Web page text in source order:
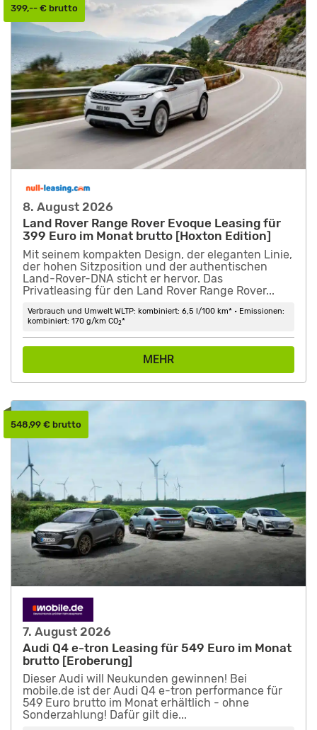
8. August 2026
Land Rover Range Rover Evoque Leasing für
399 Euro im Monat brutto [Hoxton Edition]
Mit seinem kompakten Design, der eleganten Linie,
der hohen Sitzposition und der authentischen
Land-Rover-DNA sticht er hervor. Das
Privatleasing für den Land Rover Range Rover...
Verbrauch und Umwelt WLTP: kombiniert: 6,5 l/100 km* • Emissionen:
kombiniert: 170 g/km CO2*
MEHR
399,-- € brutto
7. August 2026
Audi Q4 e-tron Leasing für 549 Euro im Monat
brutto [Eroberung]
Dieser Audi will Neukunden gewinnen! Bei
mobile.de ist der Audi Q4 e-tron performance für
549 Euro brutto im Monat erhältlich - ohne
Sonderzahlung! Dafür gilt die...
548,99 € brutto